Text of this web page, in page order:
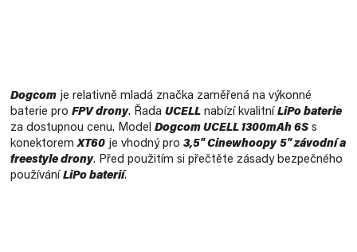
Dogcom je relativně mladá značka zaměřená na výkonné
baterie pro FPV drony. Řada UCELL nabízí kvalitní LiPo baterie
za dostupnou cenu. Model Dogcom UCELL 1300mAh 6S s
konektoremXT60 je vhodný pro 3,5" Cinewhoopy 5" závodní a
freestyle drony. Před použitím si přečtěte zásady bezpečného
používání LiPo baterií.